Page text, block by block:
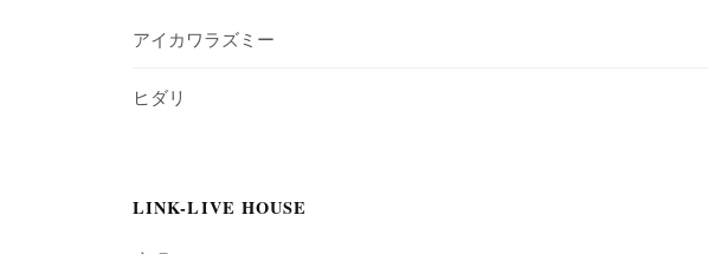
アイカワラズミー
ヒダリ
LINK-LIVE HOUSE